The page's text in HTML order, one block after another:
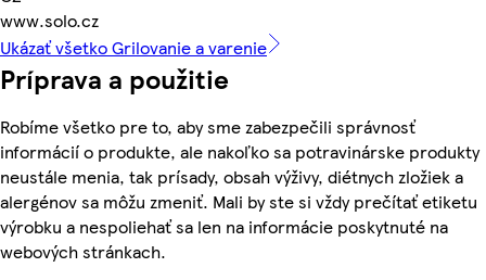
www.solo.cz
Ukázať všetko Grilovanie a varenie
Príprava a použitie
Robíme všetko pre to, aby sme zabezpečili správnosť
informácií o produkte, ale nakoľko sa potravinárske produkty
neustále menia, tak prísady, obsah výživy, diétnych zložiek a
alergénov sa môžu zmeniť. Mali by ste si vždy prečítať etiketu
výrobku a nespoliehať sa len na informácie poskytnuté na
webových stránkach.